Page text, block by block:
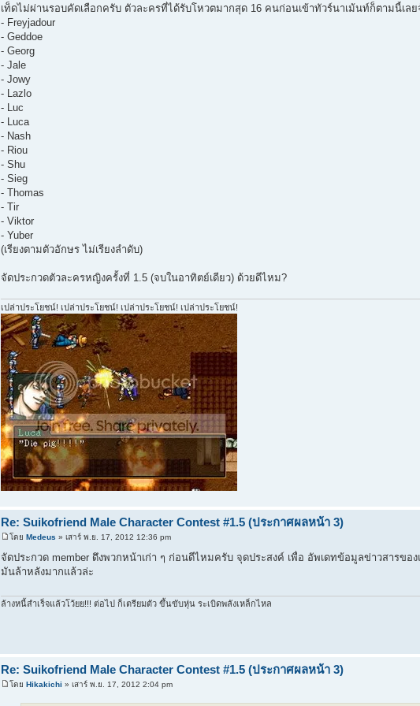
เท็ดไม่ผ่านรอบคัดเลือกครับ ตัวละครที่ได้รับโหวตมากสุด 16 คนก่อนเข้าทัวร์นาเม้นท์ก็ตามนี้เลย
- Freyjadour
- Geddoe
- Georg
- Jale
- Jowy
- Lazlo
- Luc
- Luca
- Nash
- Riou
- Shu
- Sieg
- Thomas
- Tir
- Viktor
- Yuber
(เรียงตามตัวอักษร ไม่เรียงลำดับ)
จัดประกวดตัวละครหญิงครั้งที่ 1.5 (จบในอาทิตย์เดียว) ด้วยดีไหม?
เปล่าประโยชน์! เปล่าประโยชน์! เปล่าประโยชน์! เปล่าประโยชน์!
Re: Suikofriend Male Character Contest #1.5 (ประกาศผลหน้า 3)
โดย Medeus » เสาร์ พ.ย. 17, 2012 12:36 pm
จัดประกวด member ดึงพวกหน้าเก่า ๆ ก่อนดีไหมครับ จุดประสงค์ เพื่อ อัพเดทข้อมูลข่าวสารข
มันล้าหลังมากแล้วล่ะ
ล้างหนี้สำเร็จแล้วโว้ยย!!! ต่อไป ก็เตรียมตัว ขึ้นขับหุ่น ระเบิดพลังเหล็กไหล
Re: Suikofriend Male Character Contest #1.5 (ประกาศผลหน้า 3)
โดย Hikakichi » เสาร์ พ.ย. 17, 2012 2:04 pm